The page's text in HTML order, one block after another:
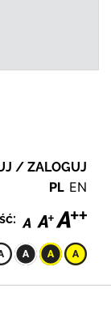
/ ZALOGUJ
PL EN